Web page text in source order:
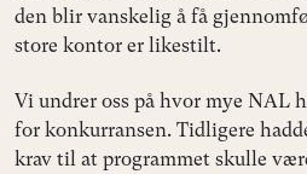
den blir vanskelig å få
store kontor er likestilt.
Vi undrer oss på hvor mye NAL
for konkurransen. Tidligere
krav til at programmet skulle